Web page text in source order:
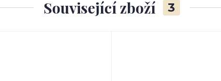
Související zboží 3